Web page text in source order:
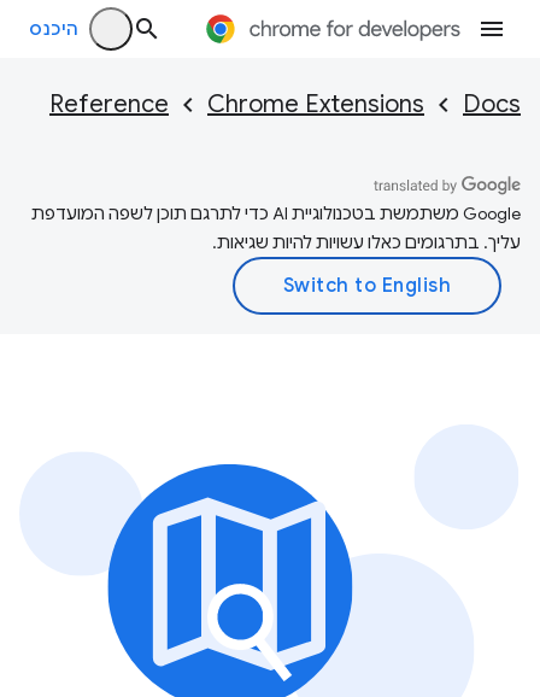
היכנס
Docs
Chrome Extensions
Reference
‫Google משתמשת בטכנולוגיית AI כדי לתרגם תוכן לשפה המועדפת
עליך. בתרגומים כאלו עשויות להיות שגיאות.